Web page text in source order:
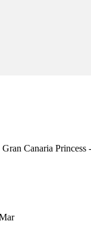
Canaria Princess